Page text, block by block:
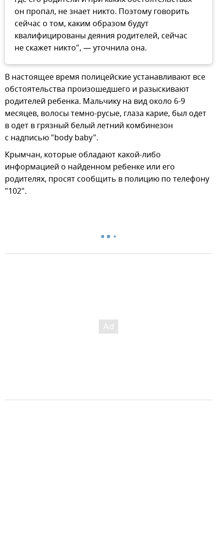
он пропал, не знает никто. Поэтому говорить
сейчас о том, каким образом будут
квалифицированы деяния родителей, сейчас
не скажет никто", — уточнила она.
В настоящее время полицейские устанавливают все
обстоятельства произошедшего и разыскивают
родителей ребенка. Мальчику на вид около 6-9
месяцев, волосы темно-русые, глаза карие, был одет
в одет в грязный белый летний комбинезон
с надписью "body baby".
Крымчан, которые обладают какой-либо
информацией о найденном ребенке или его
родителях, просят сообщить в полицию по телефону
"102".